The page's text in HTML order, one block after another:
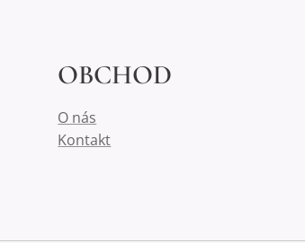
OBCHOD
O nás
Kontakt